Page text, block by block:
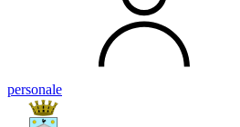
personale